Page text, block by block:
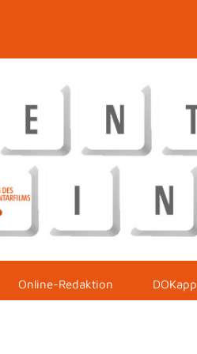
Online-Redaktion DOKapp